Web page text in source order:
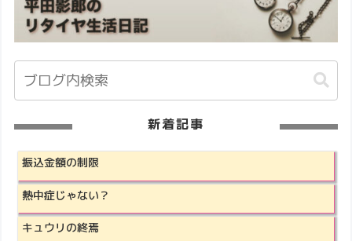
新着記事
振込金額の制限
熱中症じゃない？
キュウリの終焉